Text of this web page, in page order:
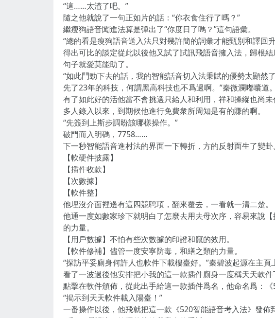
“這……太渣了吧。”
隨之他就說了一句正如片的話：“你衣食住行了嗎？”
繼瘦狗語音闖進法算是彈出了“你度日了嗎？”這句語彙。
“總的看是瘦狗語音送入法只對幾許簡的詞彙才能甄別和譯回
得出可比的談定從此以後他又試了試訊飛語音擁入法，歸根
句子就愛莫能助了。
“如此鬥勁下去的話，我的智能話音切入法秉賦的優勢太顯
先了23年的科技，何謂黑高科技也不爲過啊。”秦微瀾嘟囔道。
有了如此好的活他當不會挑選只給人和利用，祥和操縱也尚
多人錄入以來，到期候他進行免費衆所周知是有的賺的啊。
“先簽到上斯步調盼該哪樣操作。”
破門而入明碼，7758……
下一秒智能語音進村法的界面一下轉折，方的反射面生了變卦。
【軟硬件披露】
【插件收款】
【次數據】
【軟件整】
他埋沒介面裡邊有這四競聘項，翻來覆去，一看就一清二楚。
他通一度如數家珍下就明白了怎麼去用夫母次序，容易來說
的力量。
【用戶數據】不怕有些次數據的印證和竄的效用。
【軟件修補】儘管一度安寧防毒，和繕之類的力量。
“探訪平妥廁身何許人也軟件下載樓臺好。”秦碧波起源在主頁
看了一波過後他安排把小我的這一款插件廁身一度稱天天軟
點擊在軟件頒佈，從此出手給這一款插件爲名，他命名爲：《
“揭示到天天軟件載入陽臺！”
一番操作以後，他飛就把這一款《520智能語音考入法》發佈